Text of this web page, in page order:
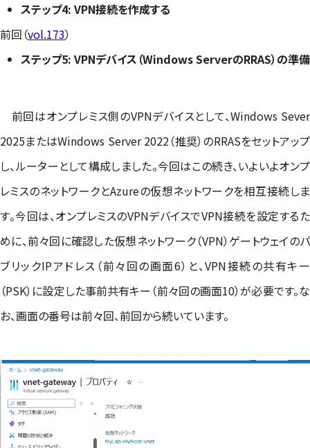
ステップ4: VPN接続を作成する
前回（vol.173）
ステップ5: VPNデバイス（Windows ServerのRRAS）の準備
前回はオンプレミス側のVPNデバイスとして、Windows Sever
2025またはWindows Server 2022（推奨）のRRASをセットアップ
し、ルーターとして構成しました。今回はこの続き、いよいよオンプ
レミスのネットワークとAzureの仮想ネットワークを相互接続しま
す。今回は、オンプレミスのVPNデバイスでVPN接続を設定するた
めに、前々回に確認した仮想ネットワーク（VPN）ゲートウェイのパ
ブリックIPアドレス（前々回の画面6）と、VPN接続の共有キー
（PSK）に設定した事前共有キー（前々回の画面10）が必要です。な
お、画面の番号は前々回、前回から続いています。